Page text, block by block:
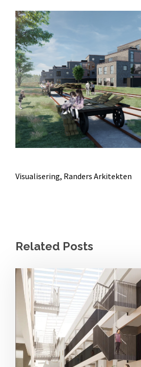
Visualisering, Randers Arkitekten
Related Posts